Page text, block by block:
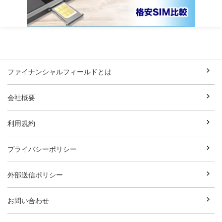
ファイナンシャルフィールドとは
会社概要
利用規約
プライバシーポリシー
外部送信ポリシー
お問い合わせ